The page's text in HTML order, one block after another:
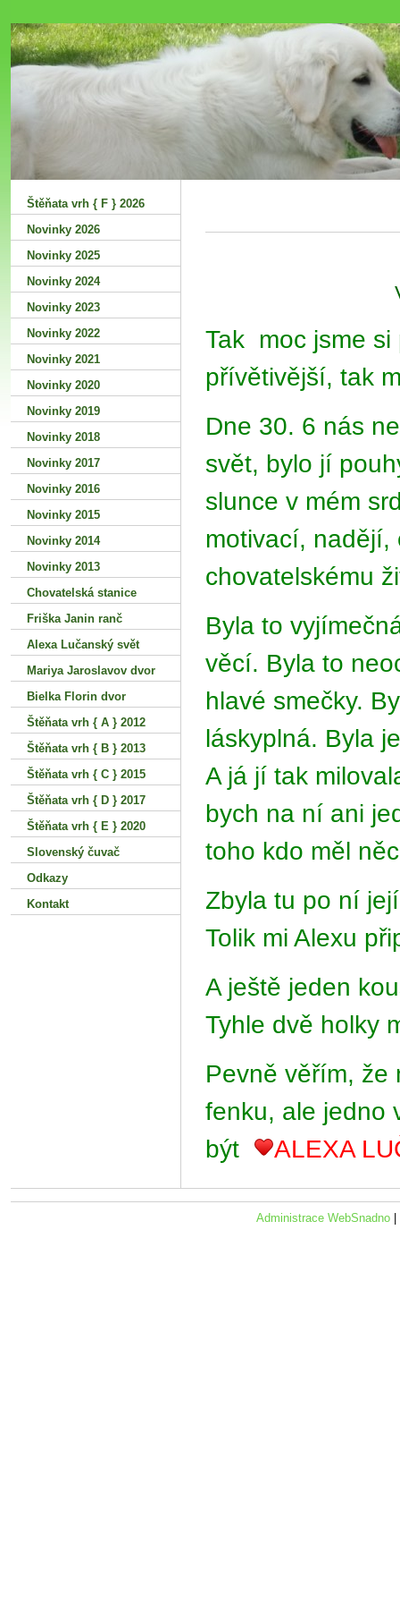
Šťastná
Tak moc jsme si
přívětivější, tak
Dne 30. 6 nás
svět, bylo jí
slunce v mém
motivací, nadějí,
chovatelskému
Byla to
věcí. Byla to
hlavé smečky.
láskyplná. Byla
A já jí tak
bych na ní ani
toho kdo měl
Zbyla tu po ní
Tolik mi Alexu
A ještě jeden
Tyhle dvě holky
Pevně věřím, že
fenku, ale jedno
být
ALEXA
Štěňata vrh { F } 2026
Novinky 2026
Novinky 2025
Novinky 2024
Novinky 2023
Novinky 2022
Novinky 2021
Novinky 2020
Novinky 2019
Novinky 2018
Novinky 2017
Novinky 2016
Novinky 2015
Novinky 2014
Novinky 2013
Chovatelská stanice
Friška Janin ranč
Alexa Lučanský svět
Mariya Jaroslavov dvor
Bielka Florin dvor
Štěňata vrh { A } 2012
Štěňata vrh { B } 2013
Štěňata vrh { C } 2015
Štěňata vrh { D } 2017
Štěňata vrh { E } 2020
Slovenský čuvač
Odkazy
Kontakt
Administrace WebSnadno|